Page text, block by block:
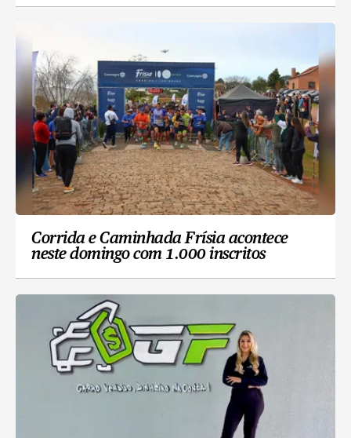
Corrida e Caminhada Frísia acontece
neste domingo com 1.000 inscritos